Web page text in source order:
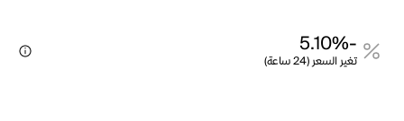
-5.10%
تغير السعر (24 ساعة)